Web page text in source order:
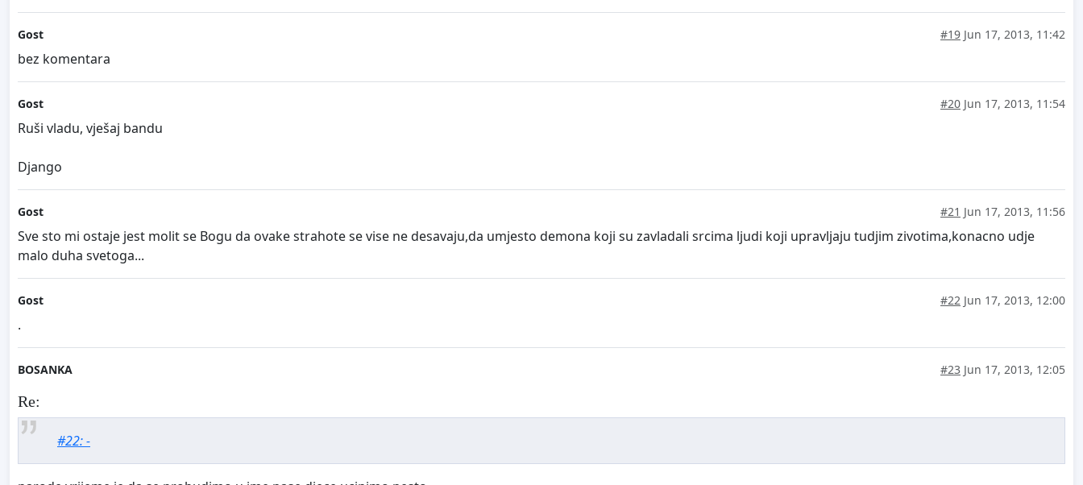
Gost #19 Jun 17, 2013, 11:42
bez komentara
Gost #20 Jun 17, 2013, 11:54
Ruši vladu, vješaj bandu
Django
Gost #21 Jun 17, 2013, 11:56
Sve sto mi ostaje jest molit se Bogu da ovake strahote se vise ne desavaju,da umjesto demona koji su zavladali srcima ljudi koji upravljaju tudjim zivotima,konacno udje
malo duha svetoga...
Gost #22 Jun 17, 2013, 12:00
.
BOSANKA #23 Jun 17, 2013, 12:05
Re:
#22: -